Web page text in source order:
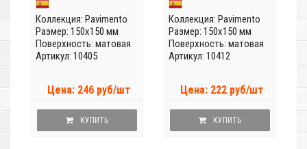
Коллекция: Pavimento
Размер: 150x150 мм
Поверхность: матовая
Артикул: 10405
Цена: 246 руб/шт
КУПИТЬ
Коллекция: Pavimento
Размер: 150x150 мм
Поверхность: матовая
Артикул: 10412
Цена: 222 руб/шт
КУПИТЬ